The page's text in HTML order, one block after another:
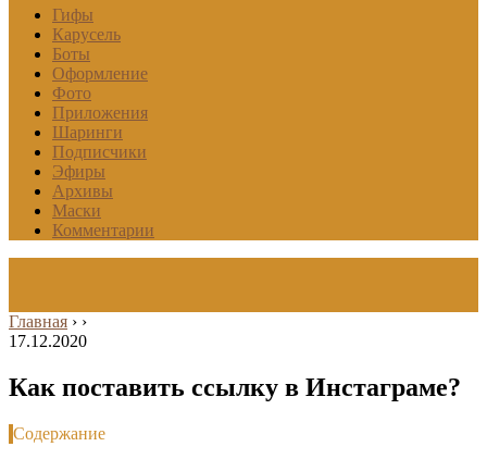
Гифы
Карусель
Боты
Оформление
Фото
Приложения
Шаринги
Подписчики
Эфиры
Архивы
Маски
Комментарии
Главная › ›
17.12.2020
Как поставить ссылку в Инстаграме?
Содержание